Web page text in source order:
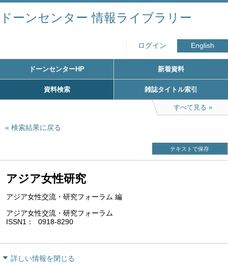
ドーンセンター 情報ライブラリー
ログイン English
ドーンセンターHP 新着資料
資料検索 雑誌タイトル索引
すべて見る
検索結果に戻る
テキストで保存
アジア女性研究
アジア女性交流・研究フォーラム 編
アジア女性交流・研究フォーラム
ISSN1
0918-8290
詳しい情報を閉じる